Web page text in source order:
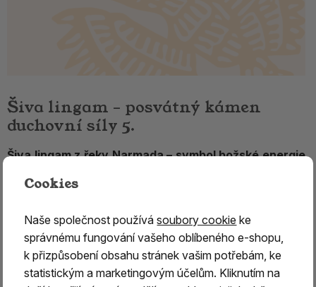
Šiva lingam – posvátný kámen
duchovní síly 5.
Šiva lingam z řeky Narmada – symbol božské energie
řeky Narmada, která protéká střední částí indického
subkontinentu. Po tisíce let jsou kameny v proudu řeky
přirozeně omílány do charakteristického oválného
tvaru, následně jsouručně dohlazovány a leštěny.
Cookies
Naše společnost používásoubory cookie ke
správnému fungování vašeho oblíbeného e-shopu,
k přizpůsobení obsahu stránek vašim potřebám, ke
statistickým a marketingovým účelům. Kliknutím na